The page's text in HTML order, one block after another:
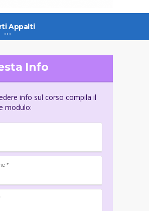
Appalti
Info
info sul corso compila il
modulo:
*